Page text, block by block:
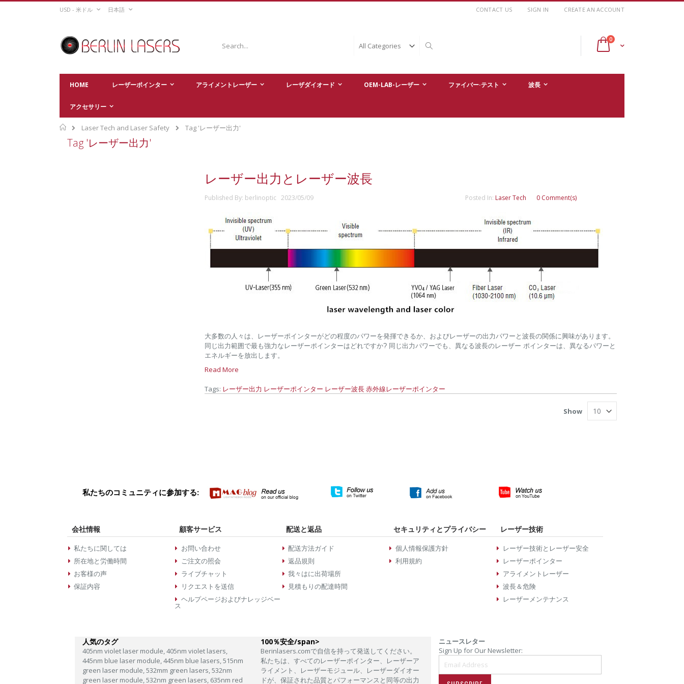
Skip
CURRENCY
USD - 米ドル LANGUAGE
日本語 CONTACT US SIGN IN CREATE AN ACCOUNT
Cart
0items
HOME レーザーポインター アライメントレーザー レーザダイオード OEM-LAB-レーザー ファイバー·テスト 波長
アクセサリー
Home
Laser Tech and Laser Safety Tag 'レーザー出力'
Tag 'レーザー出力'
レーザー出力とレーザー波長
Published By: berlinoptic 2023/05/09 Posted In: Laser Tech 0 Comment(s)
大多数の人々は、レーザーポインターがどの程度のパワーを発揮できるか、およびレーザーの出力パワーと波長の関係に興味があります。
同じ出力範囲で最も強力なレーザーポインターはどれですか? 同じ出力パワーでも、異なる波長のレーザー ポインターは、異なるパワーと
エネルギーを放出します。
Read More
Tags: レーザー出力 レーザーポインター レーザー波長赤外線レーザーポインター
Show
私たちのコミュニティに参加する:
会社情報
私たちに関しては
所在地と労働時間
お客様の声
保証内容
顧客サービス
お問い合わせ
ご注文の照会
ライブチャット
リクエストを送信
ヘルプページおよびナレッジベー
ス
配送と返品
配送方法ガイド
返品規則
我々はに出荷場所
見積もりの配達時間
セキュリティとプライバシー
個人情報保護方針
利用規約
レーザー技術
レーザー技術とレーザー安全
レーザーポインター
アライメントレーザー
波長＆危険
レーザーメンテナンス
人気のタグ
405nm violet laser module,405nm violet lasers,
445nm blue laser module,445nm blue lasers,515nm
green laser module,532mm green lasers,532nm
green laser module,532nm green lasers, 635nm red
100％安全/span>
Berinlasers.comで自信を持って発送してください。
私たちは、すべてのレーザーポインター、レーザーア
ライメント、レーザーモジュール、レーザーダイオー
ドが、保証された品質とパフォーマンスと同等の出力
ニュースレター
Sign Up for Our Newsletter: